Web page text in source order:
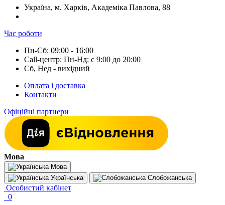
Україна, м. Харків, Академіка Павлова, 88
Час роботи
Пн-Сб: 09:00 - 16:00
Call-центр: Пн-Нд: с 9:00 до 20:00
Сб, Нед - вихідний
Оплата і доставка
Контакти
Офіційні партнери
Мова
Мова
Українська
Слобожанська
Особистий кабінет
0